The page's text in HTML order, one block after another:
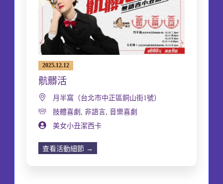
2025.12.12
骯髒活
月半窩（台北市中正區銅山街1號）
肢體喜劇 , 非語言, 音樂喜劇
美女小丑潔西卡
查看活動細節 →